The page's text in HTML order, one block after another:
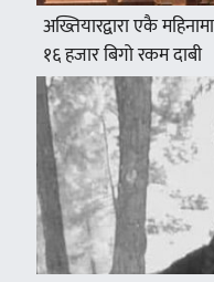
अख्तियारद्वारा एकै
१६ हजार बिगो रकम दाबी